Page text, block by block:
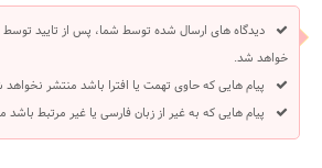
دیدگاه های ارسال شده توسط شما، پس از تایید
خواهد شد.
پیام هایی که حاوی تهمت یا افترا باشد منتشر
پیام هایی که به غیر از زبان فارسی یا غیر مرتبط